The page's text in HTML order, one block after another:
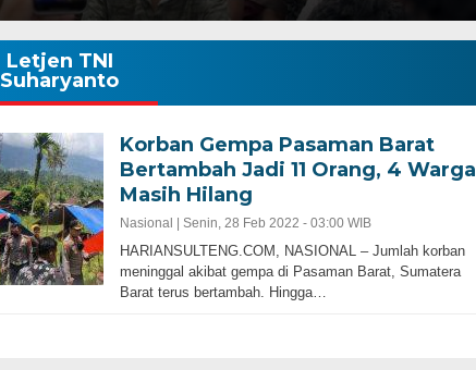
Letjen TNI
Suharyanto
Korban Gempa Pasaman Barat
Bertambah Jadi 11 Orang, 4 Warga
Masih Hilang
Nasional | Senin, 28 Feb 2022 - 03:00 WIB
HARIANSULTENG.COM, NASIONAL – Jumlah korban
meninggal akibat gempa di Pasaman Barat, Sumatera
Barat terus bertambah. Hingga…